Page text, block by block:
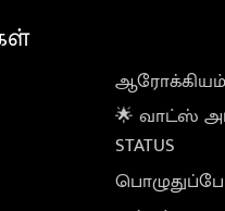
ஆரோக்கியம்
🌟 வாட்ஸ்
STATUS